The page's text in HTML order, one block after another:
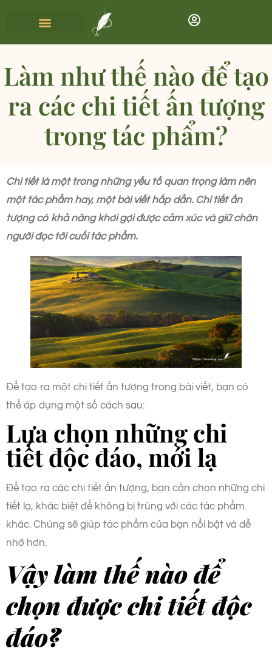
Làm như thế nào để tạo
ra các chi tiết ấn tượng
trong tác phẩm?
Chi tiết là một trong những yếu tố quan trọng làm nên
một tác phẩm hay, một bài viết hấp dẫn. Chi tiết ấn
tượng có khả năng khơi gợi được cảm xúc và giữ chân
người đọc tới cuối tác phẩm.
Để tạo ra một chi tiết ấn tượng trong bài viết, bạn có
thể áp dụng một số cách sau:
Lựa chọn những chi
tiết độc đáo, mới lạ
Để tạo ra các chi tiết ấn tượng, bạn cần chọn những chi
tiết lạ, khác biệt để không bị trùng với các tác phẩm
khác. Chúng sẽ giúp tác phẩm của bạn nổi bật và dễ
nhớ hơn.
Vậy làm thế nào để
chọn được chi tiết độc
đáo?